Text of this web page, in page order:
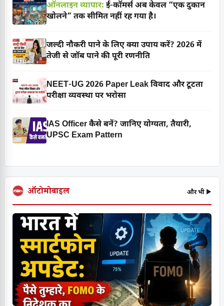
ऑनलाइन व्यापार: ई-कॉमर्स अब केवल “एक दुकान
खोलने” तक सीमित नहीं रह गया है।
जल्दी नौकरी पाने के लिए क्या उपाय करें? 2026 में
तेजी से जॉब पाने की पूरी रणनीति
NEET-UG 2026 Paper Leak विवाद और टूटता
परीक्षा व्यवस्था पर भरोसा
IAS Officer कैसे बनें? जानिए योग्यता, तैयारी,
UPSC Exam Pattern
ऑटोमोबाइल और भी ▶